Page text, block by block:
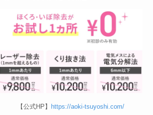
【公式HP】 https://aoki-tsuyoshi.com/